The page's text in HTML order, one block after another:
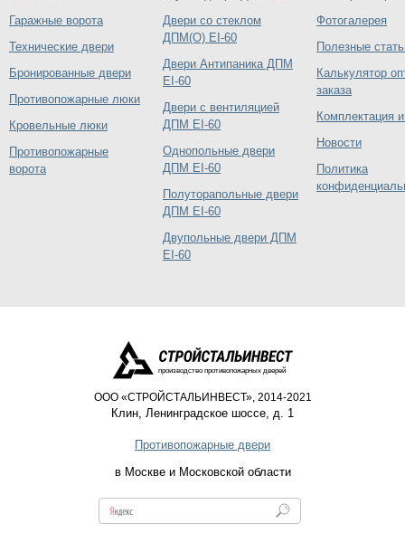
Гаражные ворота
Технические двери
Бронированные двери
Противопожарные люки
Кровельные люки
Противопожарные
ворота
Двери со стеклом
ДПМ(О) EI-60
Двери Антипаника ДПМ
EI-60
Двери с вентиляцией
ДПМ EI-60
Однопольные двери
ДПМ EI-60
Полуторапольные двери
ДПМ EI-60
Двупольные двери ДПМ
EI-60
Фотогалерея
Полезные
Калькулятор
заказа
Комплектация
Новости
Политика
производство противопожарных дверей
ООО «СТРОЙСТАЛЬИНВЕСТ», 2014-2021
Клин, Ленинградское шоссе, д. 1
Противопожарные двери
в Москве и Московской области